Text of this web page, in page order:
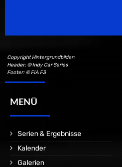
Copyright Hintergrundbilder:
Header: © Indy Car Series
Footer: © FIA F3
MENÜ
Serien & Ergebnisse
Kalender
Galerien